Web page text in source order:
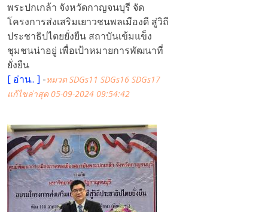
พระปกเกล้า จังหวัดกาญจนบุรี จัด
โครงการส่งเสริมเยาวชนพลเมืองดี สู่วิถี
ประชาธิปไตยยั่งยืน สถาบันเข้มแข็ง
ชุมชนน่าอยู่ เพื่อเป้าหมายการพัฒนาที่
ยั่งยืน
[ อ่าน.. ] -หมวด SDGs11 SDGs16 SDGs17
แก้ไขล่าสุด 05-09-2024 09:54:42